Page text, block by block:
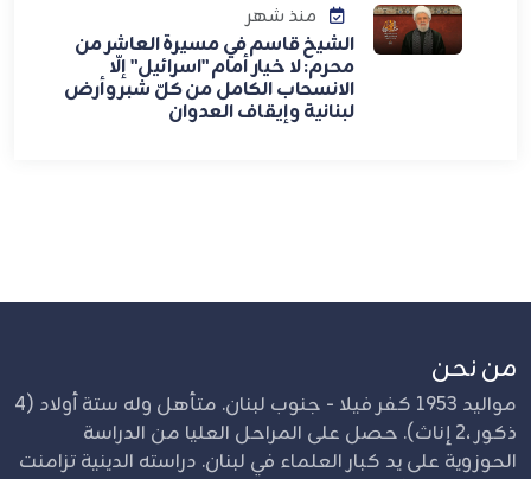
منذ شهر
الشيخ قاسم في مسيرة العاشر من
محرم: لا خيار أمام "اسرائيل" إلّا
الانسحاب الكامل من كلّ شبر وأرض
لبنانية وإيقاف العدوان
من نحن
مواليد 1953 كفر فيلا - جنوب لبنان. متأهل وله ستة أولاد (4
ذكور ،2 إناث). حصل على المراحل العليا من الدراسة
الحوزوية على يد كبار العلماء في لبنان. دراسته الدينية تزامنت